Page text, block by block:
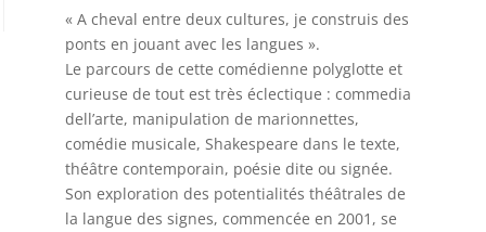
« A cheval entre deux cultures, je construis des
ponts en jouant avec les langues ».
Le parcours de cette comédienne polyglotte et
curieuse de tout est très éclectique : commedia
dell’arte, manipulation de marionnettes,
comédie musicale, Shakespeare dans le texte,
théâtre contemporain, poésie dite ou signée.
Son exploration des potentialités théâtrales de
la langue des signes, commencée en 2001, se